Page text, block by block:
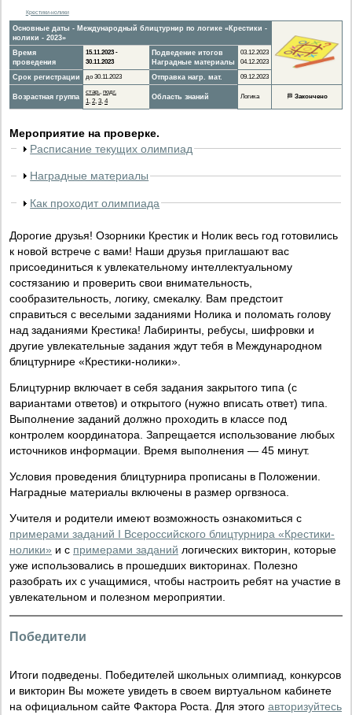
Крестики-нолики
Основные даты - Международный блицтурнир по логике «Крестики -
нолики - 2023»
Время
проведения
15.11.2023 -
30.11.2023
Подведение итогов
Наградные материалы
03.12.2023
04.12.2023
Срок регистрации до 30.11.2023 Отправка нагр. мат. 09.12.2023
Возрастная группа
стар., подг.
1, 2, 3, 4
Область знаний Логика 🏁 Закончено
Мероприятие на проверке.
Расписание текущих олимпиад
Наградные материалы
Как проходит олимпиада
Дорогие друзья! Озорники Крестик и Нолик весь год готовились
к новой встрече с вами! Наши друзья приглашают вас
присоединиться к увлекательному интеллектуальному
состязанию и проверить свои внимательность,
сообразительность, логику, смекалку. Вам предстоит
справиться с веселыми заданиями Нолика и поломать голову
над заданиями Крестика! Лабиринты, ребусы, шифровки и
другие увлекательные задания ждут тебя в Международном
блицтурнире «Крестики-нолики».
Блицтурнир включает в себя задания закрытого типа (с
вариантами ответов) и открытого (нужно вписать ответ) типа.
Выполнение заданий должно проходить в классе под
контролем координатора. Запрещается использование любых
источников информации. Время выполнения — 45 минут.
Условия проведения блицтурнира прописаны в Положении.
Наградные материалы включены в размер оргвзноса.
Учителя и родители имеют возможность ознакомиться с
примерами заданий I Всероссийского блицтурнира «Крестики-
нолики» и с примерами заданий логических викторин, которые
уже использовались в прошедших викторинах. Полезно
разобрать их с учащимися, чтобы настроить ребят на участие в
увлекательном и полезном мероприятии.
Победители
Итоги подведены. Победителей школьных олимпиад, конкурсов
и викторин Вы можете увидеть в своем виртуальном кабинете
на официальном сайте Фактора Роста. Для этого авторизуйтесь